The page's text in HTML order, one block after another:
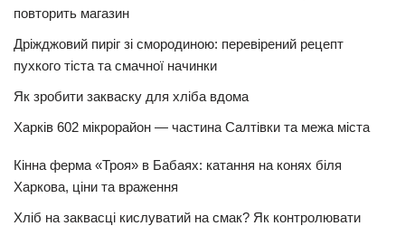
повторить магазин
Дріжджовий пиріг зі смородиною: перевірений рецепт
пухкого тіста та смачної начинки
Як зробити закваску для хліба вдома
Харків 602 мікрорайон — частина Салтівки та межа міста
Кінна ферма «Троя» в Бабаях: катання на конях біля
Харкова, ціни та враження
Хліб на заквасці кислуватий на смак? Як контролювати